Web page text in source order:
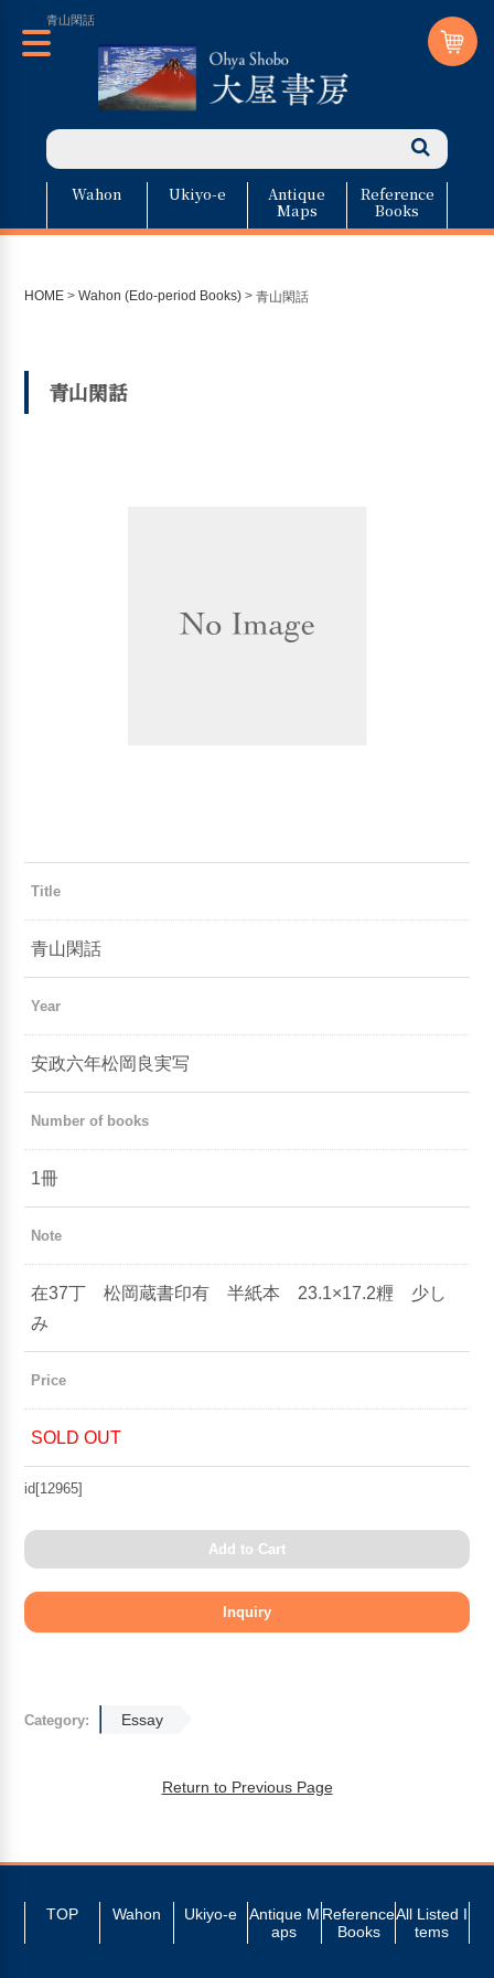
青山閑話
Wahon Ukiyo-e Antique
Maps
Reference
Books
HOME >Wahon (Edo-period Books) >青山閑話
青山閑話
Title
青山閑話
Year
安政六年松岡良実写
Number of books
1冊
Note
在37丁 松岡蔵書印有 半紙本 23.1×17.2糎 少し
み
Price
SOLD OUT
id[12965]
Add to Cart
Category: Essay
Return to Previous Page
TOP Wahon Ukiyo-e
Antique M
aps
Reference
Books
All Listed I
tems